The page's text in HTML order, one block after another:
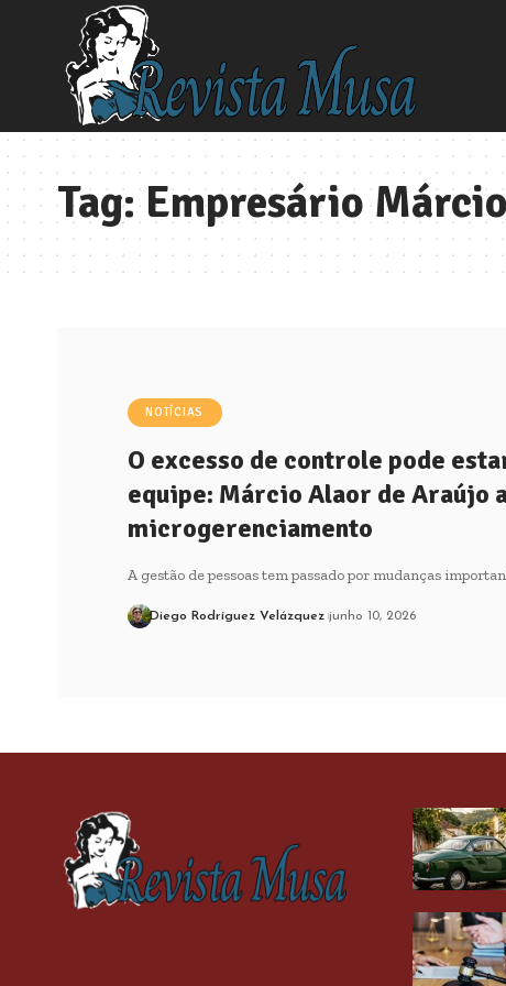
Tag:Empresário
NOTÍCIAS
O excesso de controle pode
equipe: Márcio Alaor de Araújo
microgerenciamento
A gestão de pessoas tem passado por mudanças
Diego Rodríguez Velázquez junho 10, 2026